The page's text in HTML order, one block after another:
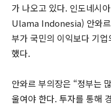
가 나오고 있다. 인도네시
Ulama Indonesia) 안와
부가 국민의 이익보다 기
했다.
안와르 부의장은 “정부는
울여야 한다. 투자를 통해